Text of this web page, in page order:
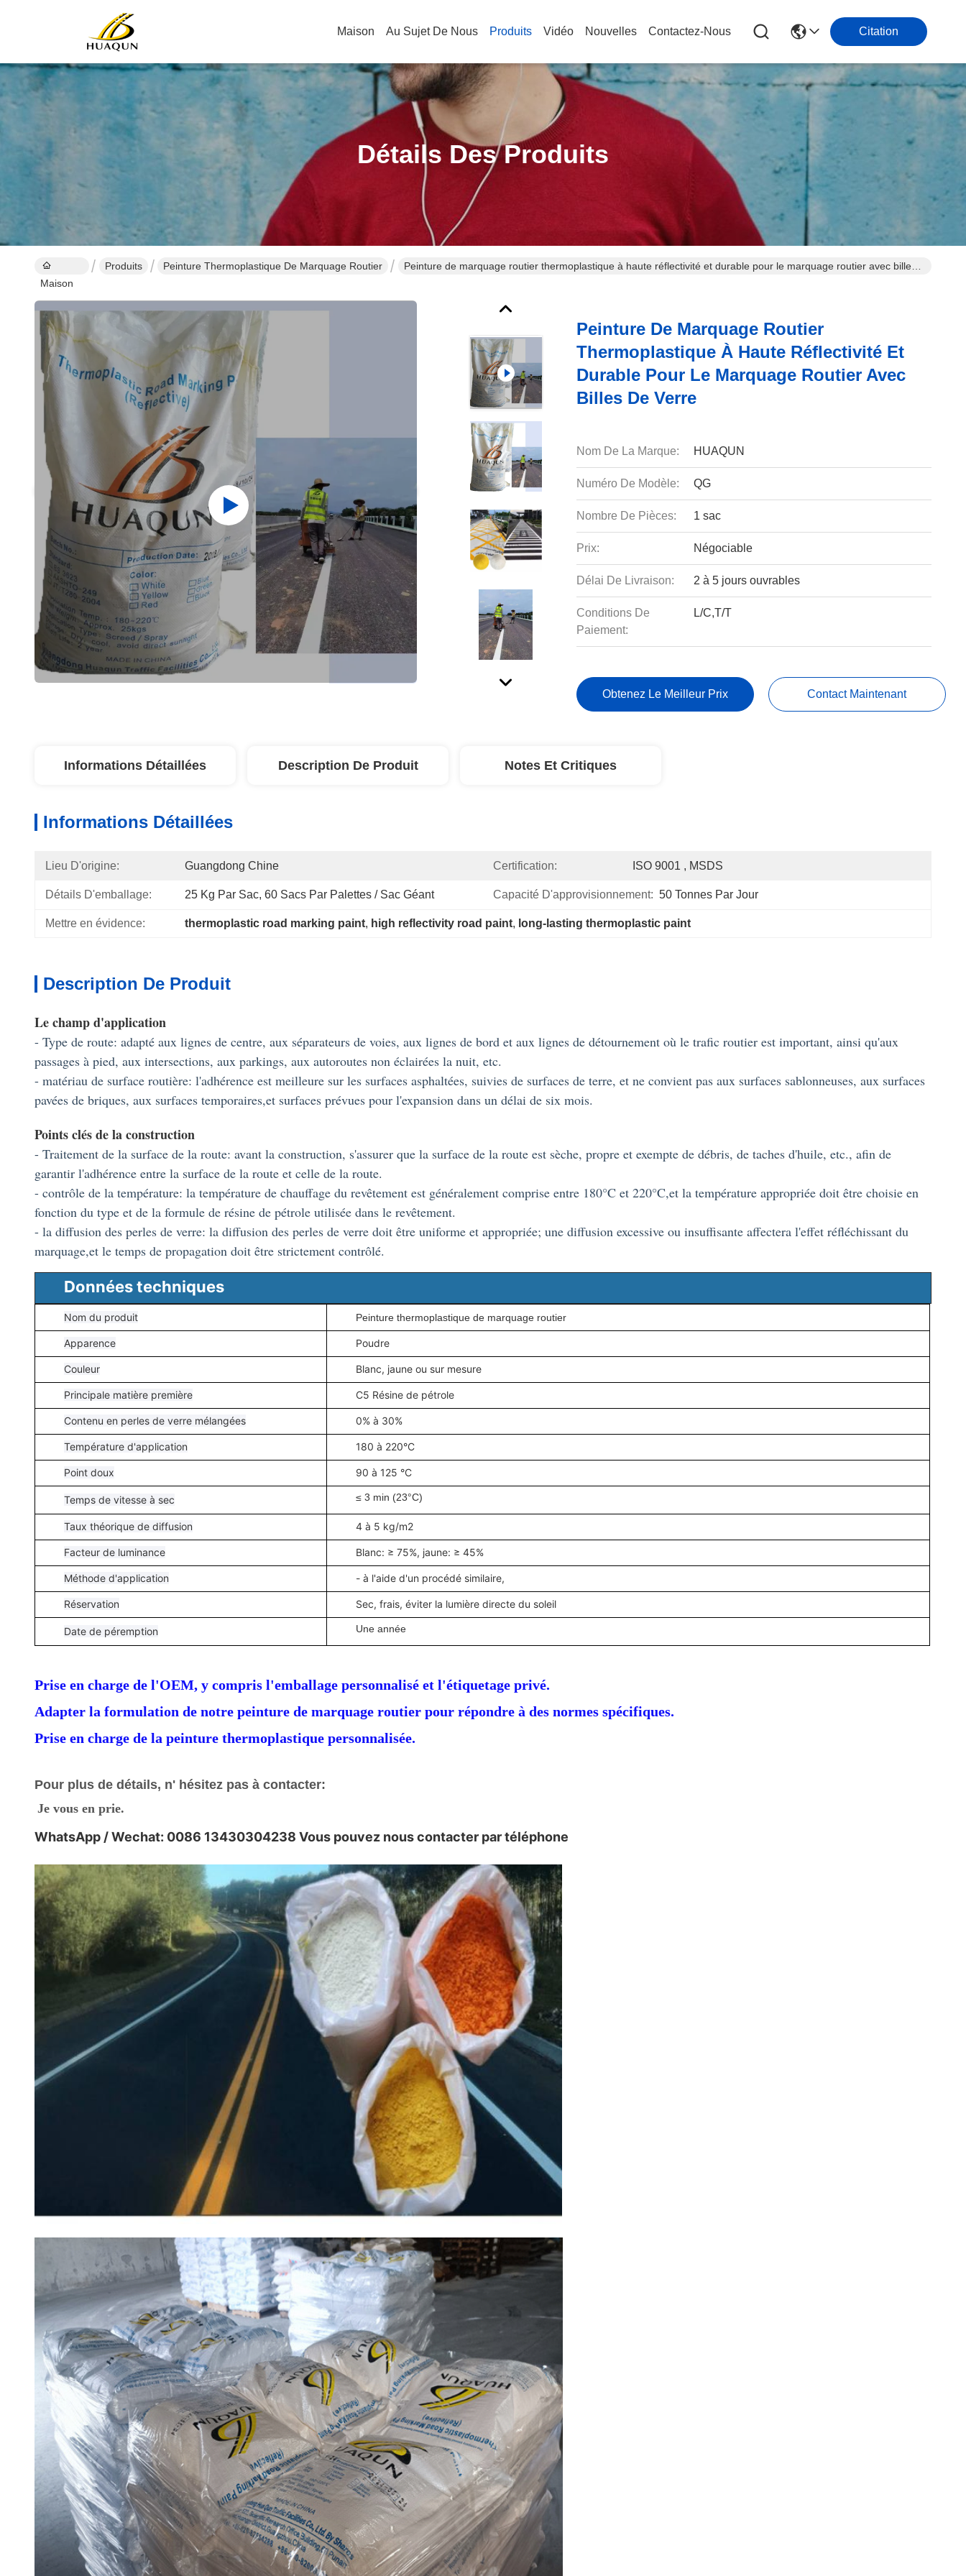
Maison Au Sujet De Nous Produits Vidéo Nouvelles Contactez-Nous Citation
Détails Des Produits
Maison
Produits Peinture Thermoplastique De Marquage Routier
Peinture de marquage routier thermoplastique à haute réflectivité et durable pour le marquage routier avec billes
Peinture De Marquage Routier
Thermoplastique À Haute Réflectivité Et
Durable Pour Le Marquage Routier Avec
Billes De Verre
Nom De La Marque: HUAQUN
Numéro De Modèle: QG
Nombre De Pièces: 1 sac
Prix: Négociable
Délai De Livraison: 2 à 5 jours ouvrables
Conditions De
Paiement:
L/C,T/T
Obtenez Le Meilleur Prix Contact Maintenant
Informations Détaillées Description De Produit Notes Et Critiques
Informations Détaillées
Lieu D'origine: Guangdong Chine Certification: ISO 9001 , MSDS
Détails D'emballage: 25 Kg Par Sac, 60 Sacs Par Palettes / Sac Géant Capacité D'approvisionnement: 50 Tonnes Par Jour
Mettre en évidence: thermoplastic road marking paint, high reflectivity road paint, long-lasting thermoplastic paint
Description De Produit
Le champ d'application
- Type de route: adapté aux lignes de centre, aux séparateurs de voies, aux lignes de bord et aux lignes de détournement où le trafic routier est important, ainsi qu'aux
passages à pied, aux intersections, aux parkings, aux autoroutes non éclairées la nuit, etc.
- matériau de surface routière: l'adhérence est meilleure sur les surfaces asphaltées, suivies de surfaces de terre, et ne convient pas aux surfaces sablonneuses, aux surfaces
pavées de briques, aux surfaces temporaires,et surfaces prévues pour l'expansion dans un délai de six mois.
Points clés de la construction
- Traitement de la surface de la route: avant la construction, s'assurer que la surface de la route est sèche, propre et exempte de débris, de taches d'huile, etc., afin de
garantir l'adhérence entre la surface de la route et celle de la route.
- contrôle de la température: la température de chauffage du revêtement est généralement comprise entre 180°C et 220°C,et la température appropriée doit être choisie en
fonction du type et de la formule de résine de pétrole utilisée dans le revêtement.
- la diffusion des perles de verre: la diffusion des perles de verre doit être uniforme et appropriée; une diffusion excessive ou insuffisante affectera l'effet réfléchissant du
marquage,et le temps de propagation doit être strictement contrôlé.
Données techniques
Nom du produit Peinture thermoplastique de marquage routier
Apparence Poudre
Couleur Blanc, jaune ou sur mesure
Principale matière première C5 Résine de pétrole
Contenu en perles de verre mélangées 0% à 30%
Température d'application 180 à 220°C
Point doux 90 à 125 °C
Temps de vitesse à sec ≤ 3 min (23°C)
Taux théorique de diffusion 4 à 5 kg/m2
Facteur de luminance Blanc: ≥ 75%, jaune: ≥ 45%
Méthode d'application - à l'aide d'un procédé similaire,
Réservation Sec, frais, éviter la lumière directe du soleil
Date de péremption Une année
Prise en charge de l'OEM, y compris l'emballage personnalisé et l'étiquetage privé.
Adapter la formulation de notre peinture de marquage routier pour répondre à des normes spécifiques.
Prise en charge de la peinture thermoplastique personnalisée.
Pour plus de détails, n' hésitez pas à contacter:
Je vous en prie.
WhatsApp / Wechat: 0086 13430304238 Vous pouvez nous contacter par téléphone